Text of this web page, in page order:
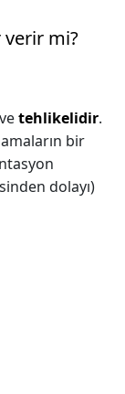
verir mi?
tehlikelidir.
bir
dolayı)